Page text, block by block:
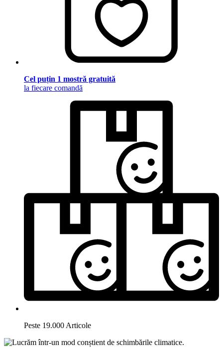
Cel puțin 1 mostră gratuită
la fiecare comandă
Peste 19.000 Articole